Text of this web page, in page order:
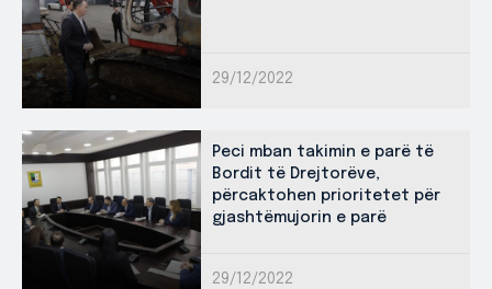
29/12/2022
Peci mban takimin e parë të
Bordit të Drejtorëve,
përcaktohen prioritetet për
gjashtëmujorin e parë
29/12/2022